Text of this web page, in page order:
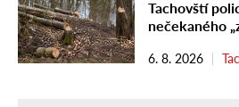
Tachovští
nečekaného
6. 8. 2026